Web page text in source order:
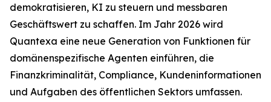
demokratisieren, KI zu steuern und messbaren
Geschäftswert zu schaffen. Im Jahr 2026 wird
Quantexa eine neue Generation von Funktionen für
domänenspezifische Agenten einführen, die
Finanzkriminalität, Compliance, Kundeninformationen
und Aufgaben des öffentlichen Sektors umfassen.